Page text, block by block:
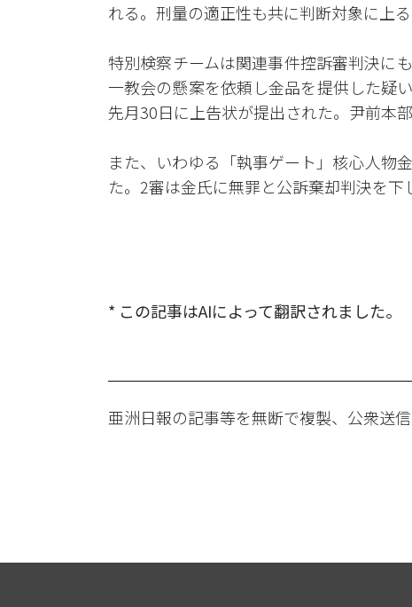
れる。刑量の適正性も共に判断対象に上る
特別検察チームは関連事件控訴審判決に
一教会の懸案を依頼し金品を提供した疑
先月30日に上告状が提出された。尹前本
また、いわゆる「執事ゲート」核心人物
た。2審は金氏に無罪と公訴棄却判決を下
* この記事はAIによって翻訳されました。
亜洲日報の記事等を無断で複製、公衆送